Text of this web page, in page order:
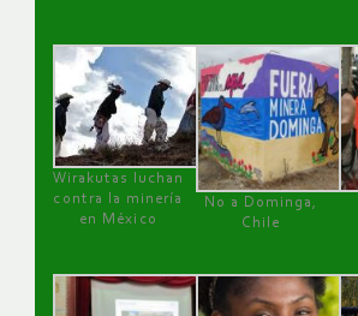
Wirakutas luchan
contra la minería
en México
No a Dominga,
Chile